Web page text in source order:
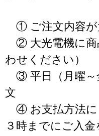
① ご注文内容が
② 大光電機に商
わせください）
③ 平日（月曜～
文
④ お支払方法に
３時までにご入